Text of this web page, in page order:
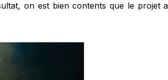
on est bien contents que le projet